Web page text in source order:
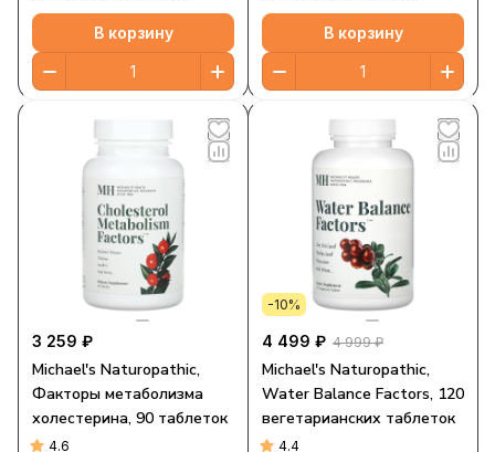
В корзину В корзину
3 259 ₽
Michael's Naturopathic,
Факторы метаболизма
холестерина, 90 таблеток
4.6
-10%
4 499 ₽ 4 999 ₽
Michael's Naturopathic,
Water Balance Factors, 120
вегетарианских таблеток
4.4